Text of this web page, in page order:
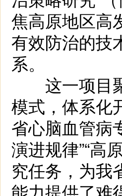
焦高原地区高
有效防治的技
系。
这一项目聚
模式，体系化
省心脑血管病
演进规律”“高
究任务，为我